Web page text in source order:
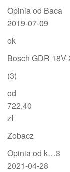
Opinia od Baca
2019-07-09
ok
Bosch GDR
(3)
od
722,40
zł
Zobacz
Opinia od k…3
2021-04-28